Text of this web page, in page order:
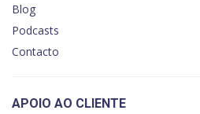
Blog
Podcasts
Contacto
APOIO AO CLIENTE